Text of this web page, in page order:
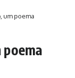
um poema